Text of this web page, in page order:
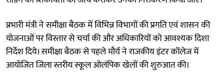
प्रभारी मंत्री ने समीक्षा बैठक में विभिन्न विभागों की प्रगति एवं शासन की
योजनाओं पर विस्तार से चर्चा की और अधिकारियों को आवश्यक दिशा
निर्देश दिये। समीक्षा बैठक से पहले मौर्य ने राजकीय इंटर कॉलेज में
आयोजित जिला स्तरीय स्कूल ओलंपिक खेलों की शुरुआत की।